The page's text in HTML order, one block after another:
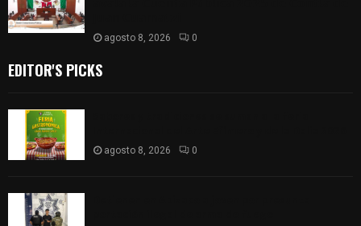
agosto 8, 2026 0
EDITOR'S PICKS
agosto 8, 2026 0